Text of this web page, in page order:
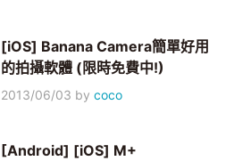
[iOS] Banana Camera簡單好用
的拍攝軟體 (限時免費中!)
2013/06/03 bycoco
[Android] [iOS] M+